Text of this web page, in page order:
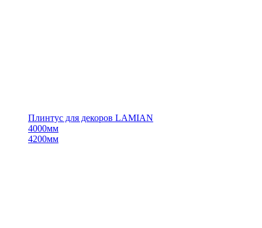
Плинтус для декоров LAMIAN
4000мм
4200мм